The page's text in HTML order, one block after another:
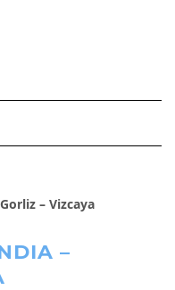
modo de navegación
– Vizcaya
–